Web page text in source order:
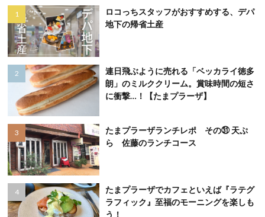
ロコっちスタッフがおすすめする、デパ
地下の帰省土産
連日飛ぶように売れる「ベッカライ徳多
朗」のミルククリーム。賞味時間の短さ
に衝撃…！【たまプラーザ】
たまプラーザランチレポ その㉛ 天ぷ
ら 佐藤のランチコース
たまプラーザでカフェといえば『ラテグ
ラフィック』至福のモーニングを楽しも
う！